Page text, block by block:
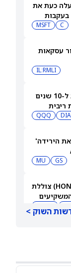
כעת את
בעקבות
זינוק של 43% במכירות Azure של
C
MSFT
עסקאות
IL:RMLI
תשואת אג"ח ממשלת ארה"ב ל-10 שנים
ריבית
DIA
QQQ
הירידה'
GS
MU
מניית האניוול איירוספייס (HONA) צוללת
השוק >